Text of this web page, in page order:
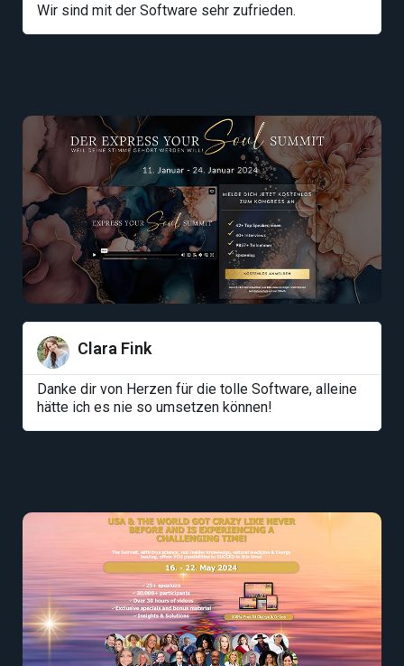
Wir sind mit der Software sehr zufrieden.
Clara Fink
Danke dir von Herzen für die tolle Software, alleine
hätte ich es nie so umsetzen können!